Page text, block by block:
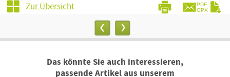
Zur Übersicht
PDF
GPX
Das könnte Sie auch interessieren,
passende Artikel aus unserem